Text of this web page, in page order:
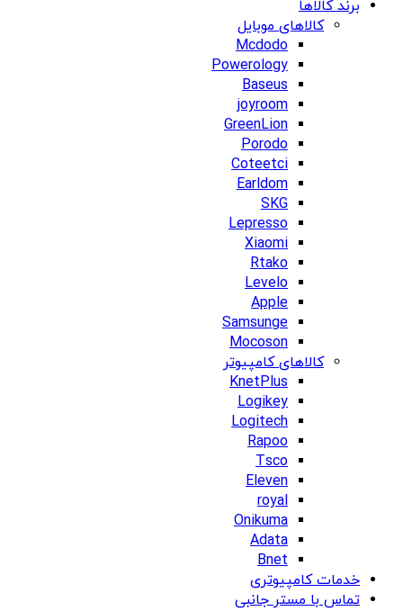
برند کالاها
کالاهای موبایل
Mcdodo
Powerology
Baseus
joyroom
GreenLion
Porodo
Coteetci
Earldom
SKG
Lepresso
Xiaomi
Rtako
Levelo
Apple
Samsunge
Mocoson
کالاهای کامپیوتر
KnetPlus
Logikey
Logitech
Rapoo
Tsco
Eleven
royal
Onikuma
Adata
Bnet
خدمات کامپیوتری
تماس با مستر جانبی